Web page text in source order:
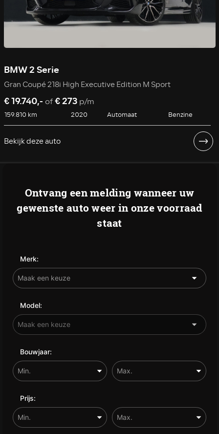
BMW 2 Serie
Gran Coupé 218i High Executive Edition M Sport
€ 19.740,- of€ 273 p/m
159.810 km 2020 Automaat Benzine
Bekijk deze auto
Ontvang een melding wanneer uw
gewenste auto weer in onze voorraad
staat
Merk:
Model:
Bouwjaar:
Prijs: